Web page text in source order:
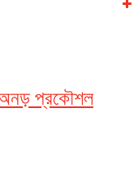
অনড় প্রকৌশল